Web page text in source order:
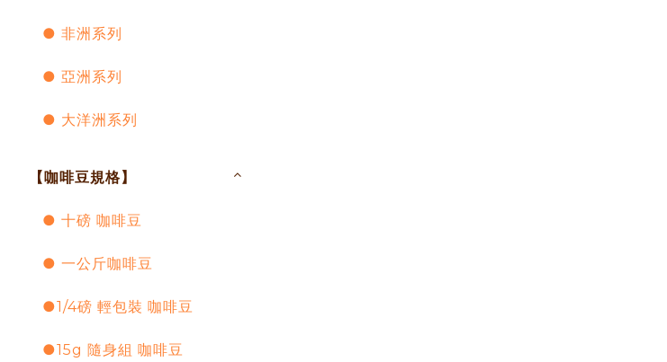
● 非洲系列
● 亞洲系列
● 大洋洲系列
【咖啡豆規格】
● 十磅 咖啡豆
● 一公斤咖啡豆
●1/4磅 輕包裝 咖啡豆
●15g 隨身組 咖啡豆